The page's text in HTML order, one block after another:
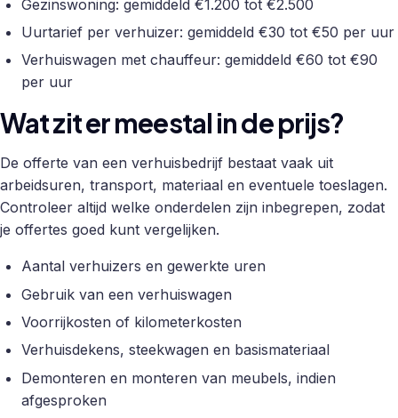
Gezinswoning: gemiddeld €1.200 tot €2.500
Uurtarief per verhuizer: gemiddeld €30 tot €50 per uur
Verhuiswagen met chauffeur: gemiddeld €60 tot €90
per uur
Wat zit er meestal in de prijs?
De offerte van een verhuisbedrijf bestaat vaak uit
arbeidsuren, transport, materiaal en eventuele toeslagen.
Controleer altijd welke onderdelen zijn inbegrepen, zodat
je offertes goed kunt vergelijken.
Aantal verhuizers en gewerkte uren
Gebruik van een verhuiswagen
Voorrijkosten of kilometerkosten
Verhuisdekens, steekwagen en basismateriaal
Demonteren en monteren van meubels, indien
afgesproken